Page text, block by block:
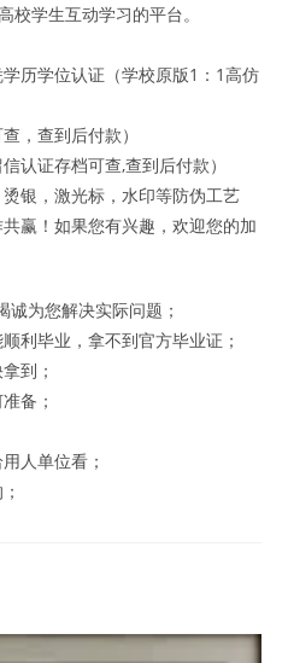
校学生互动学习的平台。
历学位认证（学校原版1：1高仿
，查到后付款）
认证存档可查,查到后付款）
银，激光标，水印等防伪工艺
赢！如果您有兴趣，欢迎您的加
为您解决实际问题；
利毕业，拿不到官方毕业证；
到；
备；
人单位看；